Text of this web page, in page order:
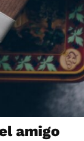
amigo